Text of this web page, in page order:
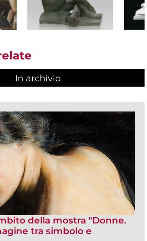
In archivio
della mostra "Donne.
tra simbolo e